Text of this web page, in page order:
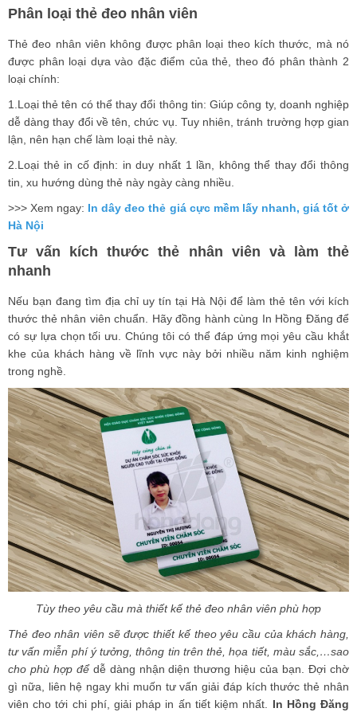
Phân loại thẻ đeo nhân viên
Thẻ đeo nhân viên không được phân loại theo kích thước, mà nó
được phân loại dựa vào đặc điểm của thẻ, theo đó phân thành 2
loại chính:
1.Loại thẻ tên có thể thay đổi thông tin: Giúp công ty, doanh nghiệp
dễ dàng thay đổi về tên, chức vụ. Tuy nhiên, tránh trường hợp gian
lận, nên hạn chế làm loại thẻ này.
2.Loại thẻ in cố định: in duy nhất 1 lần, không thể thay đổi thông
tin, xu hướng dùng thẻ này ngày càng nhiều.
>>> Xem ngay: In dây đeo thẻ giá cực mềm lấy nhanh, giá tốt ở
Hà Nội
Tư vấn kích thước thẻ nhân viên và làm thẻ
nhanh
Nếu bạn đang tìm địa chỉ uy tín tại Hà Nội để làm thẻ tên với kích
thước thẻ nhân viên chuẩn. Hãy đồng hành cùng In Hồng Đăng để
có sự lựa chọn tối ưu. Chúng tôi có thể đáp ứng mọi yêu cầu khắt
khe của khách hàng về lĩnh vực này bởi nhiều năm kinh nghiệm
trong nghề.
Tùy theo yêu cầu mà thiết kế thẻ đeo nhân viên phù hợp
Thẻ đeo nhân viên sẽ được thiết kế theo yêu cầu của khách hàng,
tư vấn miễn phí ý tưởng, thông tin trên thẻ, họa tiết, màu sắc,…sao
cho phù hợp để dễ dàng nhận diện thương hiệu của bạn. Đợi chờ
gì nữa, liên hệ ngay khi muốn tư vấn giải đáp kích thước thẻ nhân
viên cho tới chi phí, giải pháp in ấn tiết kiệm nhất. In Hồng Đăng